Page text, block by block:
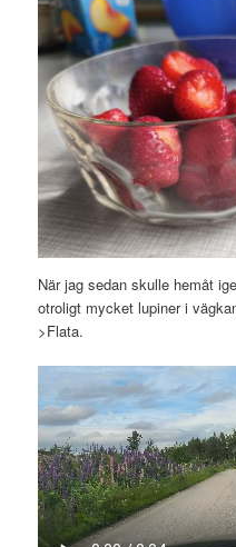
När jag sedan skulle hemåt
otroligt mycket lupiner i
>Flata.